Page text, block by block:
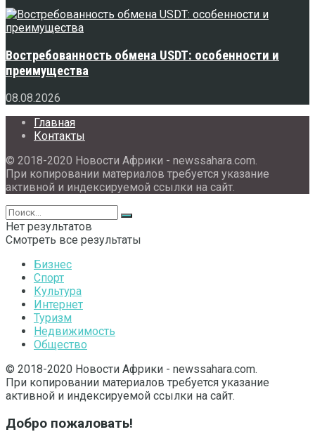
Востребованность обмена USDT: особенности и
преимущества
08.08.2026
Главная
Контакты
© 2018-2020 Новости Африки - newssahara.com.
При копировании материалов требуется указание
активной и индексируемой ссылки на сайт.
Нет результатов
Смотреть все результаты
Бизнес
Спорт
Культура
Интернет
Туризм
Недвижимость
Общество
© 2018-2020 Новости Африки - newssahara.com.
При копировании материалов требуется указание
активной и индексируемой ссылки на сайт.
Добро пожаловать!